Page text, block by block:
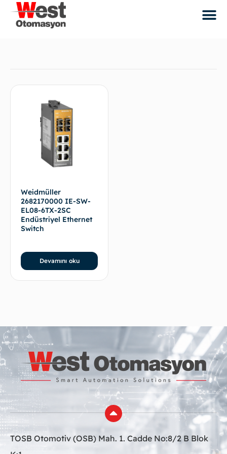
Weidmüller
2682170000 IE-SW-
EL08-6TX-2SC
Endüstriyel Ethernet
Switch
Devamını oku
TOSB Otomotiv (OSB) Mah. 1. Cadde No:8/2 B Blok